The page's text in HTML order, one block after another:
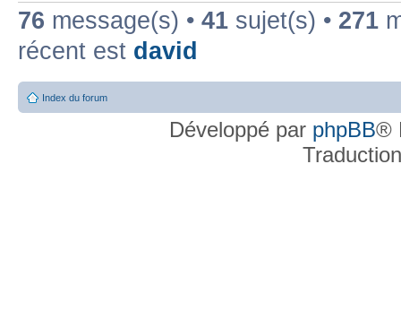
76 message(s) • 41 sujet(s) • 271
récent est david
Index du forum
Développé par phpBB®